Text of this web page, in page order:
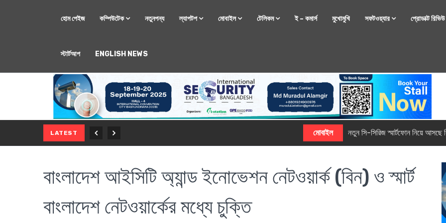
হোম পেইজ কম্পিউটেক নতুনপন্য ল্যাপটপ মোবাইল টেলিকম ই – কমার্স মুখোমুখি সফটওয়্যার প্রোডাক্ট রিভিউ
স্টার্টআপ ENGLISH NEWS
LATEST
বাংলাদেশ আইসিটি অ্যান্ড ইনোভেশন নেটওয়ার্ক (বিন) ও স্মার্ট
বাংলাদেশ নেটওয়ার্কের মধ্যে চুক্তি